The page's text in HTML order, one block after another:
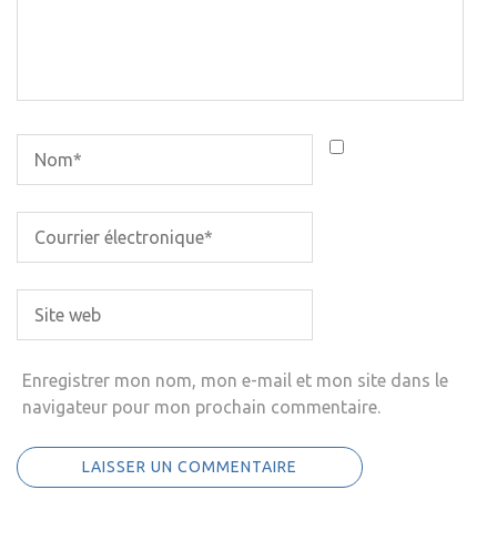
Enregistrer mon nom, mon e-mail et mon site dans le
navigateur pour mon prochain commentaire.